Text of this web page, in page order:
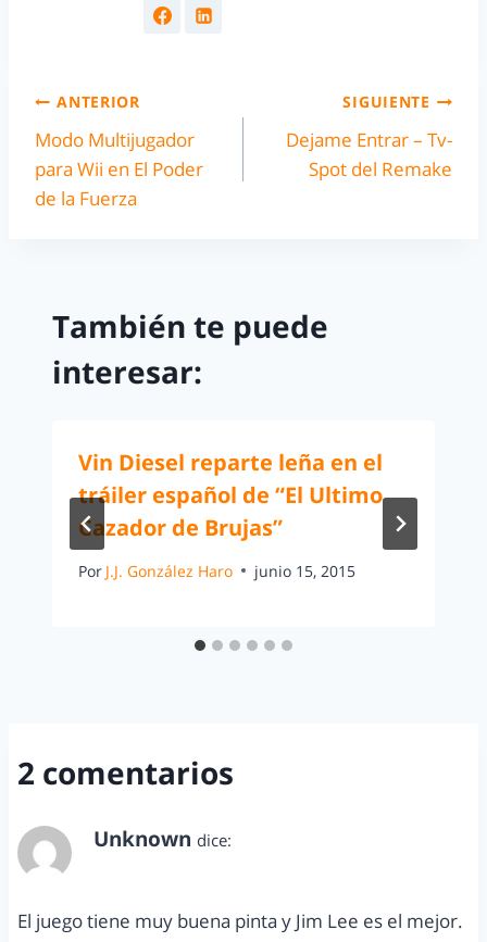
ANTERIOR
Modo Multijugador
para Wii en El Poder
de la Fuerza
SIGUIENTE
Dejame Entrar – Tv-
Spot del Remake
También te puede
interesar:
Vin Diesel reparte leña en el
tráiler español de “El Ultimo
Cazador de Brujas”
Por J.J. González Haro junio 15, 2015
2 comentarios
Unknown dice:
El juego tiene muy buena pinta y Jim Lee es el mejor.